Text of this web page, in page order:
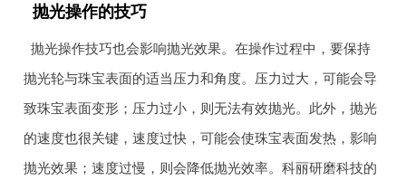
抛光操作的技巧
抛光操作技巧也会影响抛光效果。在操作过程中，要保持
抛光轮与珠宝表面的适当压力和角度。压力过大，可能会导
致珠宝表面变形；压力过小，则无法有效抛光。此外，抛光
的速度也很关键，速度过快，可能会使珠宝表面发热，影响
抛光效果；速度过慢，则会降低抛光效率。科丽研磨科技的